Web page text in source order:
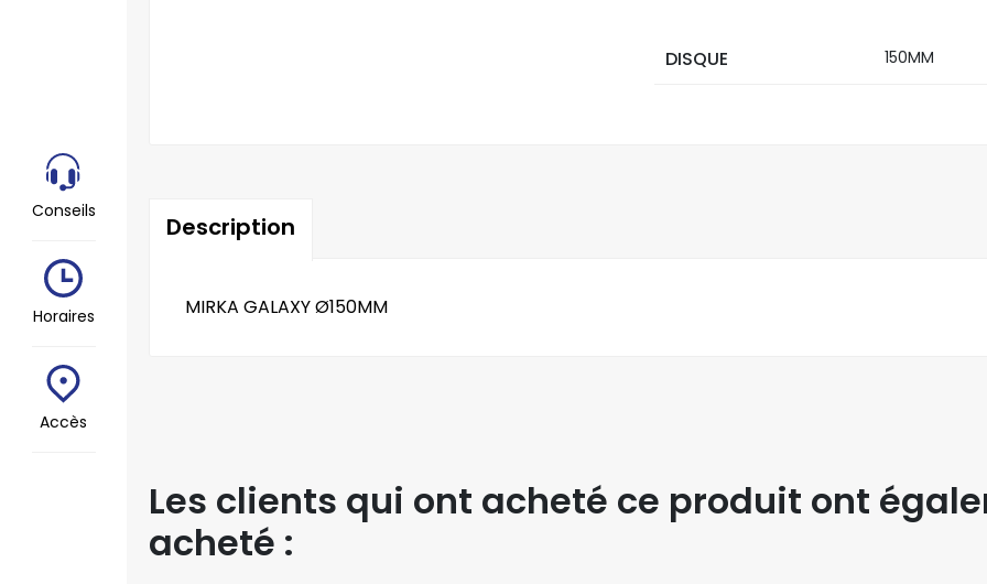
DISQUE 150MM
Description
MIRKA GALAXY Ø150MM
Les clients qui ont acheté ce produit ont
acheté :
Conseils
Horaires
Accès